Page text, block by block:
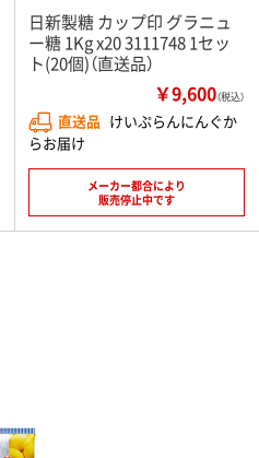
日新製糖 カップ印 グラニュ
ー糖 1Kg x20 3111748 1セッ
ト(20個)（直送品）
￥9,600（税込）
直送品 けいぷらんにんぐか
らお届け
メーカー都合により
販売停止中です